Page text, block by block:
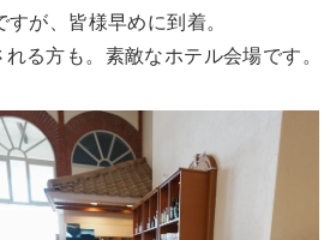
が、皆様早めに到着。
る方も。素敵なホテル会場です。